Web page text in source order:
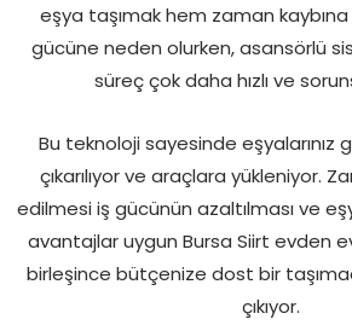
eşya taşımak hem zaman
gücüne neden olurken, asansörlü
süreç çok daha hızlı ve
Bu teknoloji sayesinde eşyalarınız
çıkarılıyor ve araçlara yükleniyor.
edilmesi iş gücünün azaltılması ve
avantajlar uygun Bursa Siirt evden
birleşince bütçenize dost bir
çıkıyor.